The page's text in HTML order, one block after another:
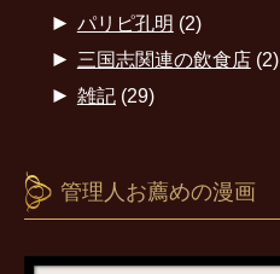
► パリピ孔明 (2)
► 三国志関連の飲食店(2)
► 雑記(29)
管理人お薦めの漫画